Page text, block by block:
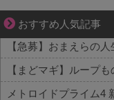
おすすめ人気記事
ぜんぶ私が中心、そう
【急募】おまえらの
メトロイドプライム4